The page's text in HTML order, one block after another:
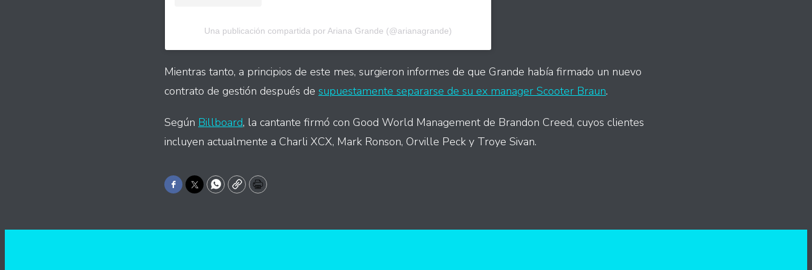
Una publicación compartida por Ariana Grande (@arianagrande)
Mientras tanto, a principios de este mes, surgieron informes de que Grande había firmado un nuevo
contrato de gestión después de supuestamente separarse de su ex manager Scooter Braun.
Según Billboard, la cantante firmó con Good World Management de Brandon Creed, cuyos clientes
incluyen actualmente a Charli XCX, Mark Ronson, Orville Peck y Troye Sivan.
Facebook
TwitterWhatsApp
CopyPrint